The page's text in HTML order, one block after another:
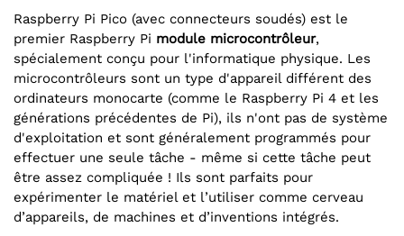
Raspberry Pi Pico (avec connecteurs soudés) est le
premier Raspberry Pi module microcontrôleur,
spécialement conçu pour l'informatique physique. Les
microcontrôleurs sont un type d'appareil différent des
ordinateurs monocarte (comme le Raspberry Pi 4 et les
générations précédentes de Pi), ils n'ont pas de système
d'exploitation et sont généralement programmés pour
effectuer une seule tâche - même si cette tâche peut
être assez compliquée ! Ils sont parfaits pour
expérimenter le matériel et l’utiliser comme cerveau
d’appareils, de machines et d’inventions intégrés.